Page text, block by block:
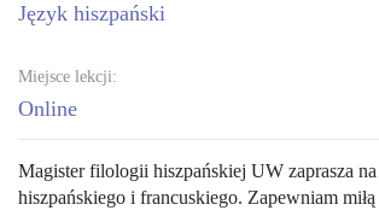
język hiszpański
Miejsce lekcji:
Online
Magister filologii hiszpańskiej UW zaprasza
hiszpańskiego i francuskiego. Zapewniam miłą